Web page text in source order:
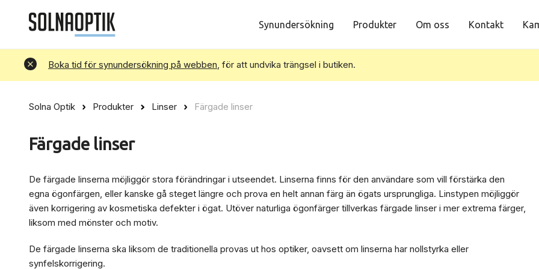
Synundersökning Produkter Om oss Kontakt
Boka tid för synundersökning på webben, för att undvika trängsel i butiken.
Avvisa
Solna Optik Produkter Linser Färgade linser
Färgade linser
De färgade linserna möjliggör stora förändringar i utseendet. Linserna finns för den användare som vill förstärka den
egna ögonfärgen, eller kanske gå steget längre och prova en helt annan färg än ögats ursprungliga. Linstypen möjliggör
även korrigering av kosmetiska defekter i ögat. Utöver naturliga ögonfärger tillverkas färgade linser i mer extrema färger,
liksom med mönster och motiv.
De färgade linserna ska liksom de traditionella provas ut hos optiker, oavsett om linserna har nollstyrka eller
synfelskorrigering.